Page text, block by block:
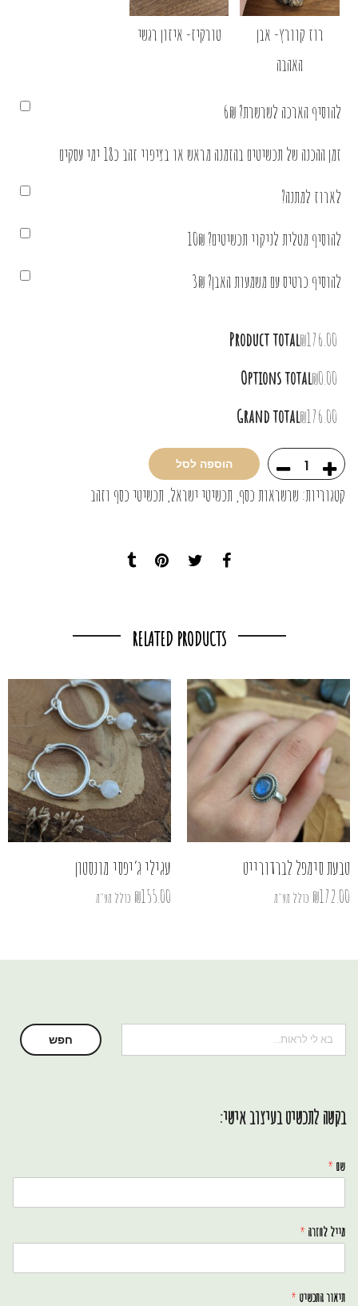
רוז קוורץ- אבן
האהבה
טורקיז- איזון רגשי
להוסיף הארכה לשרשרת? 6₪
זמן ההכנה של תכשיטים בהזמנה מראש או בציפוי זהב כ18 ימי עסקים
לארוז למתנה?
להוסיף מטלית לניקוי תכשיטים? 10₪
להוסיף כרטיס עם משמעות האבן? 3₪
Product total₪176.00
Options total₪0.00
Grand total₪176.00
הוספה לסל
קטגוריות: שרשראות כסף תכשיטי ישראל תכשיטי כסף וזהב
RELATED PRODUCTS
טבעת סימפל לברדורייט
₪172.00 כולל מע"מ
עגילי ג’יפסי מונסטון
₪155.00 כולל מע"מ
חיפוש חפש
בקשה לתכשיט בעיצוב אישי:
שם *
מייל לחזרה *
תיאור התכשיט *